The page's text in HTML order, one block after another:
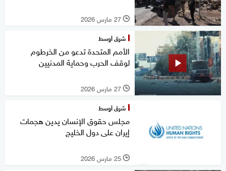
l 27 مارس 2026
شرق أوسط
الأمم المتحدة تدعو من الخرطوم
لوقف الحرب وحماية المدنيين
l 27 مارس 2026
شرق أوسط
مجلس حقوق الإنسان يدين هجمات
إيران على دول الخليج
l 25 مارس 2026